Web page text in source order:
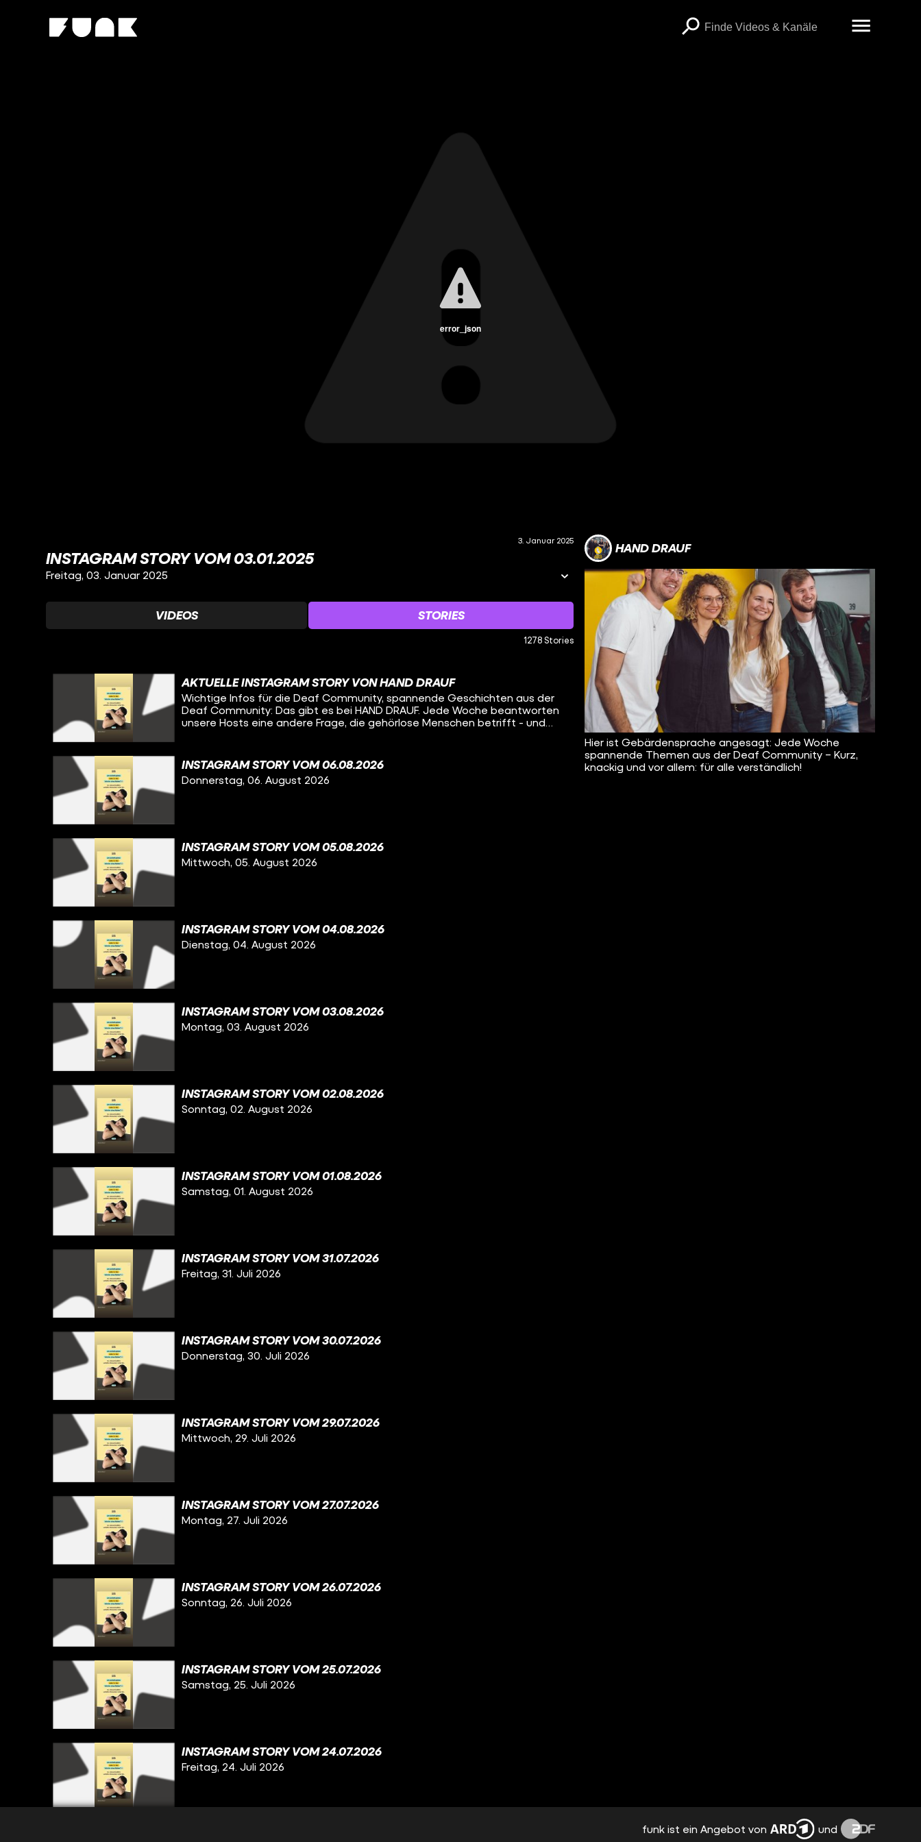
error_json
HAND DRAUF
Hier ist Gebärdensprache angesagt: Jede Woche
spannende Themen aus der Deaf Community – Kurz,
knackig und vor allem: für alle verständlich!
3. Januar 2025
INSTAGRAM STORY VOM 03.01.2025
Freitag, 03. Januar 2025
VIDEOS STORIES
1278 Stories
AKTUELLE INSTAGRAM STORY VON HAND DRAUF
Wichtige Infos für die Deaf Community, spannende Geschichten aus der
Deaf Community: Das gibt es bei HAND DRAUF. Jede Woche beantworten
unsere Hosts eine andere Frage, die gehörlose Menschen betrifft - und
INSTAGRAM STORY VOM 06.08.2026
Donnerstag, 06. August 2026
INSTAGRAM STORY VOM 05.08.2026
Mittwoch, 05. August 2026
INSTAGRAM STORY VOM 04.08.2026
Dienstag, 04. August 2026
INSTAGRAM STORY VOM 03.08.2026
Montag, 03. August 2026
INSTAGRAM STORY VOM 02.08.2026
Sonntag, 02. August 2026
INSTAGRAM STORY VOM 01.08.2026
Samstag, 01. August 2026
INSTAGRAM STORY VOM 31.07.2026
Freitag, 31. Juli 2026
INSTAGRAM STORY VOM 30.07.2026
Donnerstag, 30. Juli 2026
INSTAGRAM STORY VOM 29.07.2026
Mittwoch, 29. Juli 2026
INSTAGRAM STORY VOM 27.07.2026
Montag, 27. Juli 2026
INSTAGRAM STORY VOM 26.07.2026
Sonntag, 26. Juli 2026
INSTAGRAM STORY VOM 25.07.2026
Samstag, 25. Juli 2026
INSTAGRAM STORY VOM 24.07.2026
Freitag, 24. Juli 2026
funk ist ein Angebot von und